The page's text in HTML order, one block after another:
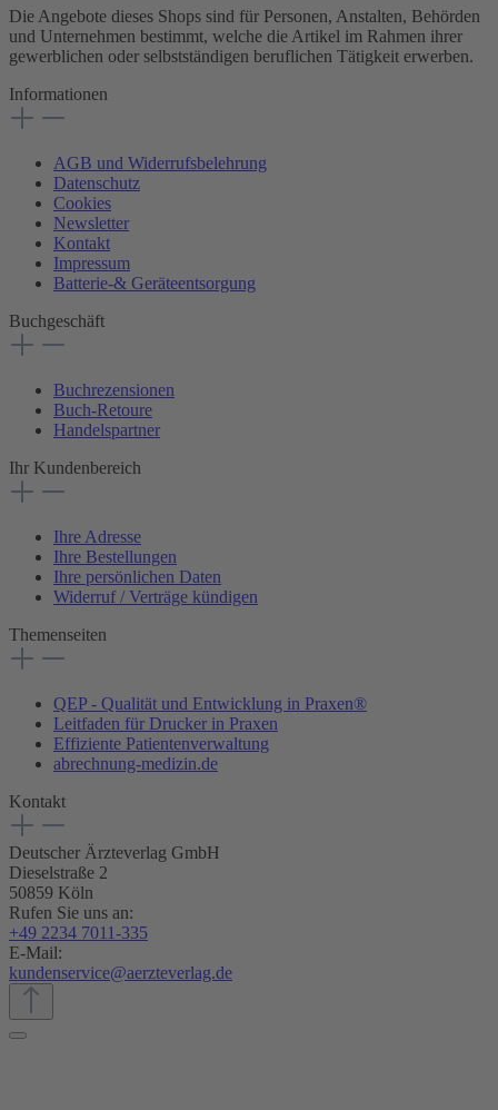
Die Angebote dieses Shops sind für Personen, Anstalten, Behörden
und Unternehmen bestimmt, welche die Artikel im Rahmen ihrer
gewerblichen oder selbstständigen beruflichen Tätigkeit erwerben.
Informationen
AGB und Widerrufsbelehrung
Datenschutz
Cookies
Newsletter
Kontakt
Impressum
Batterie-& Geräteentsorgung
Buchgeschäft
Buchrezensionen
Buch-Retoure
Handelspartner
Ihr Kundenbereich
Ihre Adresse
Ihre Bestellungen
Ihre persönlichen Daten
Widerruf / Verträge kündigen
Themenseiten
QEP - Qualität und Entwicklung in Praxen®
Leitfaden für Drucker in Praxen
Effiziente Patientenverwaltung
abrechnung-medizin.de
Kontakt
Deutscher Ärzteverlag GmbH
Dieselstraße 2
50859 Köln
Rufen Sie uns an:
+49 2234 7011-335
E-Mail:
kundenservice@aerzteverlag.de